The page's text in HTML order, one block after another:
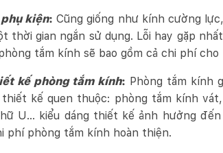
kiện: Cũng giống như kính cường
thời gian ngắn sử dụng. Lỗi hay gặp
tắm kính sẽ bao gồm cả chi phí
kế phòng tắm kính: Phòng tắm kính
kế quen thuộc: phòng tắm kính
U… kiểu dáng thiết kế ảnh hưởng
phí phòng tắm kính hoàn thiện.